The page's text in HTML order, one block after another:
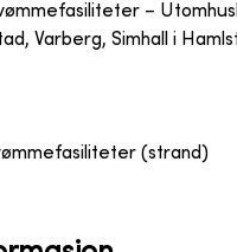
–
Varberg, Simhall i
(strand)